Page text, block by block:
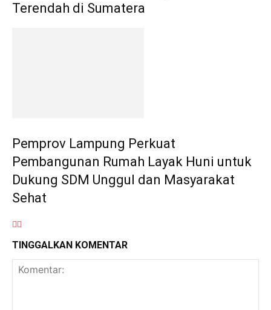
Terendah di Sumatera
Pemprov Lampung Perkuat
Pembangunan Rumah Layak Huni untuk
Dukung SDM Unggul dan Masyarakat
Sehat
TINGGALKAN KOMENTAR